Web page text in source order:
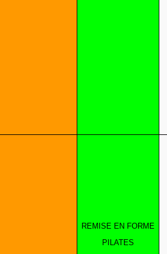
REMISE EN FORME
PILATES